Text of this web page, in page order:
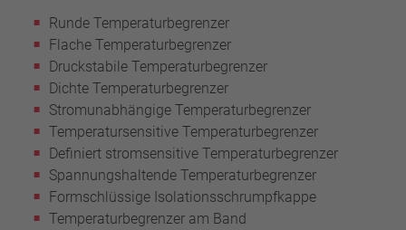
Runde Temperaturbegrenzer
Flache Temperaturbegrenzer
Druckstabile Temperaturbegrenzer
Dichte Temperaturbegrenzer
Stromunabhängige Temperaturbegrenzer
Temperatursensitive Temperaturbegrenzer
Definiert stromsensitive Temperaturbegrenzer
Spannungshaltende Temperaturbegrenzer
Formschlüssige Isolationsschrumpfkappe
Temperaturbegrenzer am Band